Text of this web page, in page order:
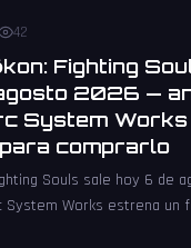
42
Fighting
2026 —
System Works
comprarlo
Souls sale hoy 6 de
System Works estrena un